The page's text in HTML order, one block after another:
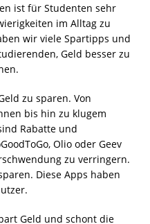
ist für Studenten sehr
im Alltag zu
wir viele Spartipps und
Geld besser zu
zu sparen. Von
bis hin zu klugem
Rabatte und
Olio oder Geev
zu verringern.
Diese Apps haben
Geld und schont die